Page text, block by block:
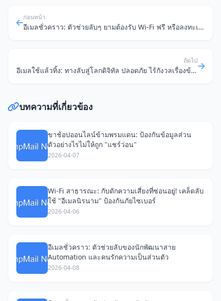
ก่อนหน้า
อีเมลชั่วคราว: ตัวช่วยลับๆ ยามต้องรับ Wi-Fi ฟรี หรือลงทะเบียนบริการด่วน
ถัดไป
อีเมลใช้แล้วทิ้ง: ทางลับสู่โลกดิจิทัล ปลอดภัย ไร้กังวลเรื่องข้อมูลส่วนตัว
บทความที่เกี่ยวข้อง
ขาช้อปออนไลน์ข้ามพรมแดน: ป้องกันข้อมูลส่วน
ตัวอย่างไรไม่ให้ถูก "แชร์ว่อน"
2026-04-07
Wi-Fi สาธารณะ: กับดักความเสี่ยงที่ซ่อนอยู่! เคล็ดลับ
ใช้ "อีเมลนิรนาม" ป้องกันภัยไซเบอร์
2026-04-06
อีเมลชั่วคราว: ตัวช่วยลับของนักพัฒนาสาย
Automation และคนรักความเป็นส่วนตัว
2026-04-08